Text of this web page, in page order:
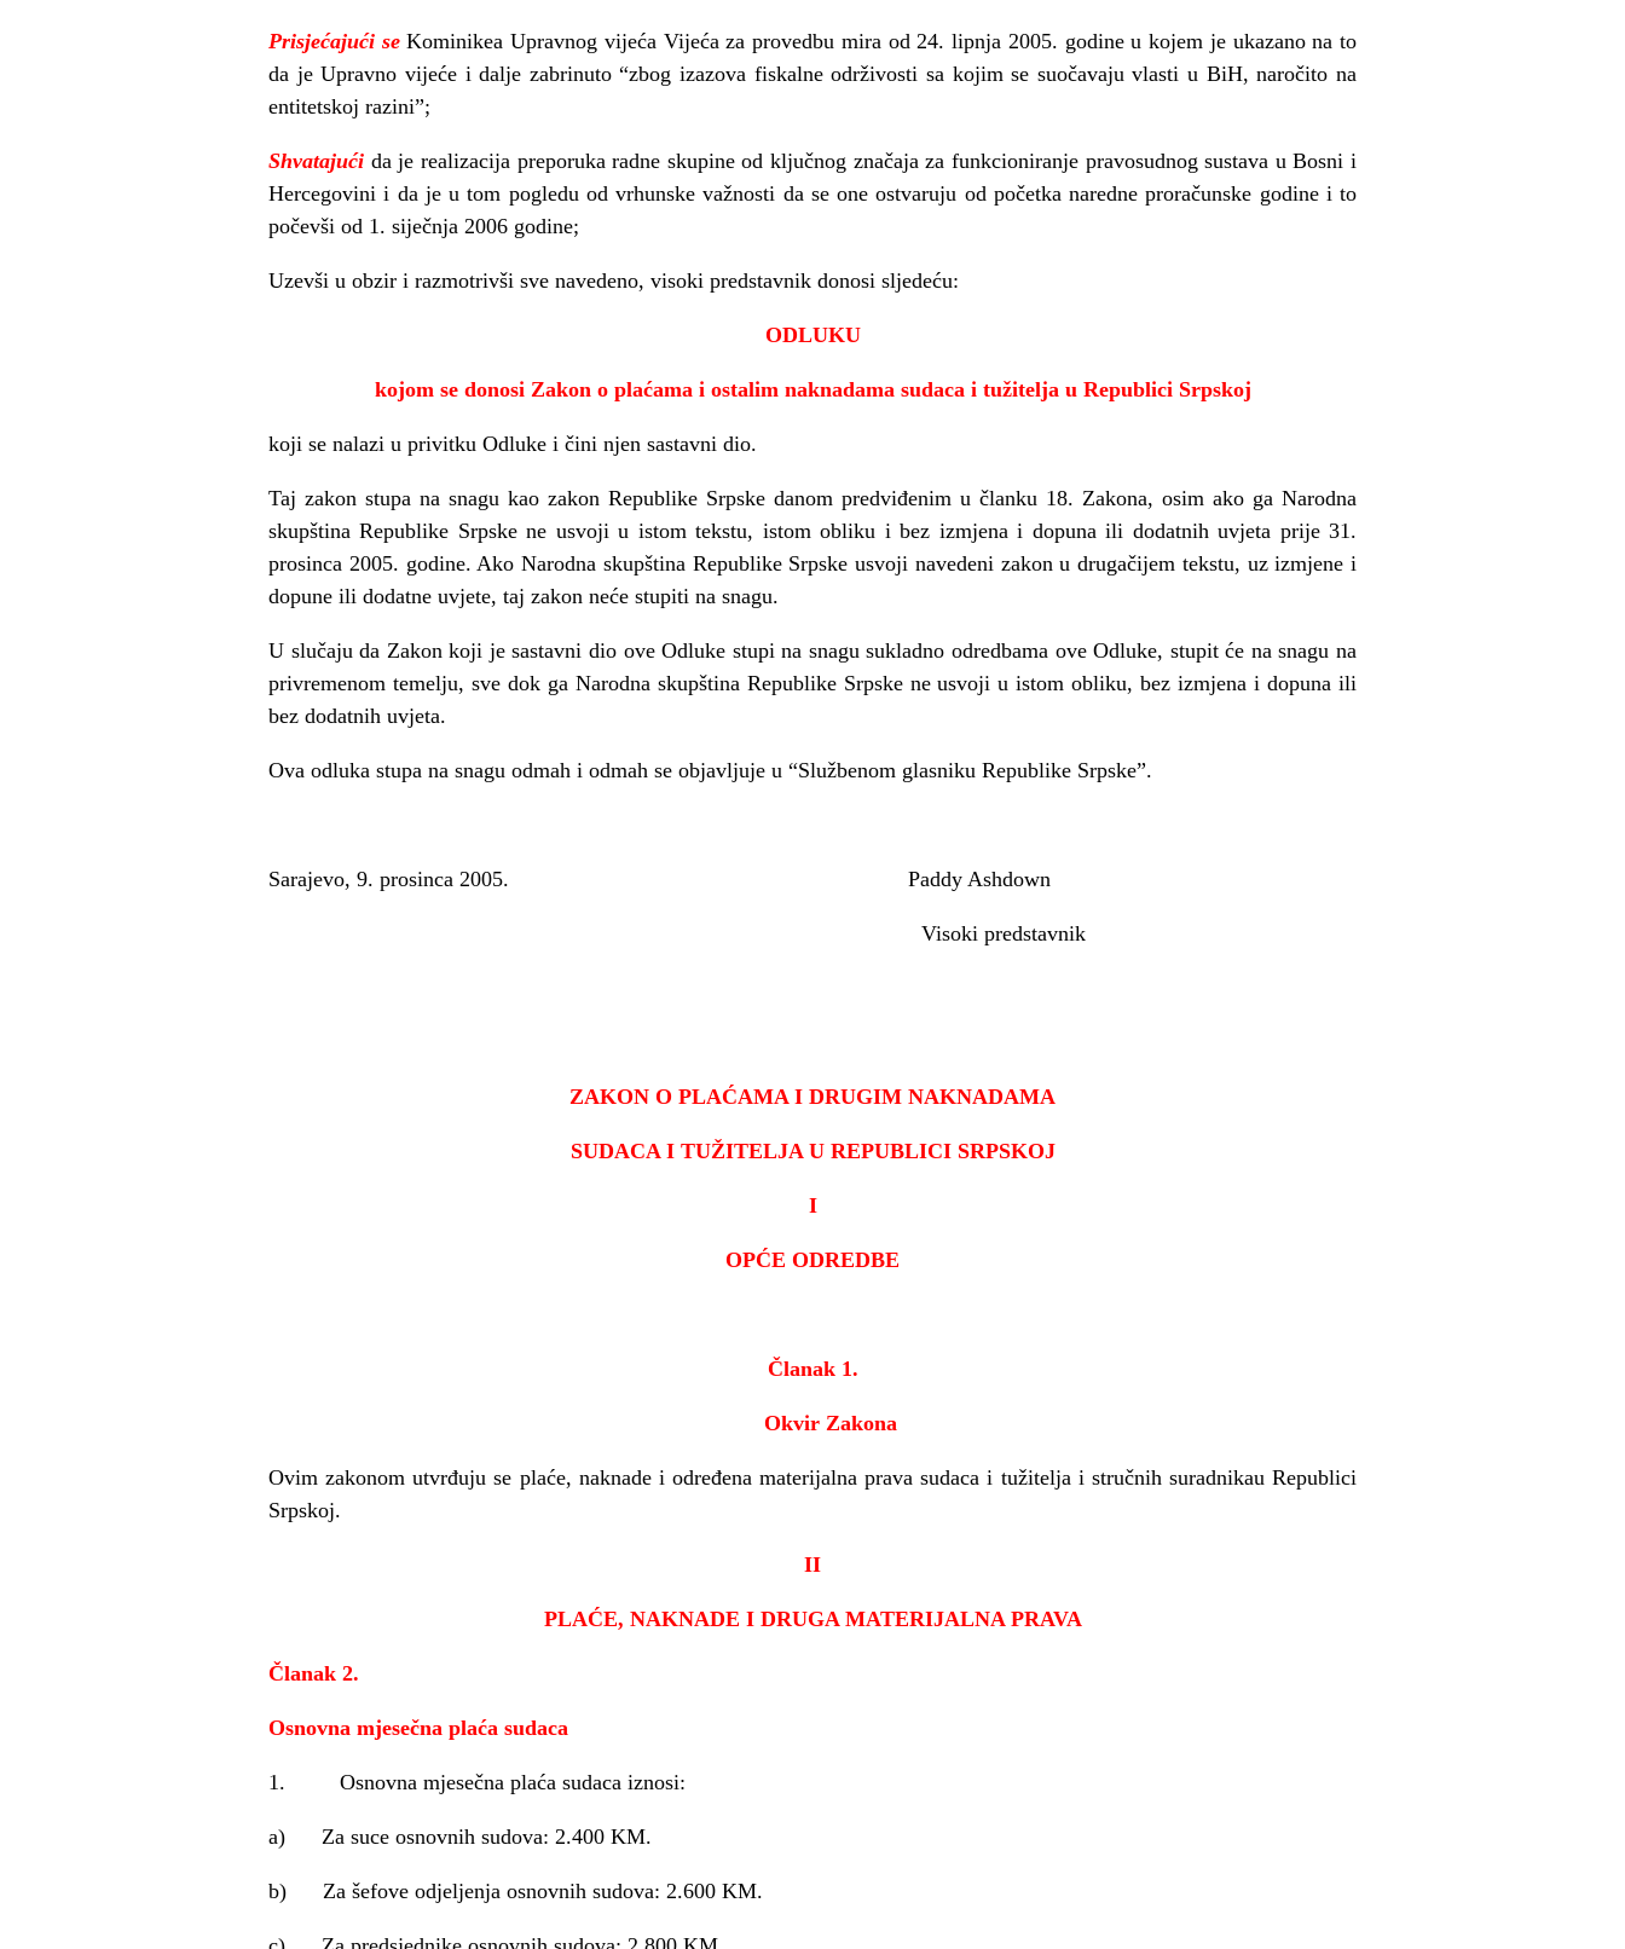
Prisjećajući seKominikea Upravnog vijeća Vijeća za provedbu mira od 24. lipnja 2005. godine u kojem je ukazano na to
da je Upravno vijeće i dalje zabrinuto “zbog izazova fiskalne održivosti sa kojim se suočavaju vlasti u BiH, naročito na
entitetskoj razini”;
Shvatajući da je realizacija preporuka radne skupine od ključnog značaja za funkcioniranje pravosudnog sustava u Bosni i
Hercegovini i da je u tom pogledu od vrhunske važnosti da se one ostvaruju od početka naredne proračunske godine i to
počevši od 1. siječnja 2006 godine;
Uzevši u obzir i razmotrivši sve navedeno, visoki predstavnik donosi sljedeću:
ODLUKU
kojom se donosi Zakon o plaćama i ostalim naknadama sudaca i tužitelja u Republici Srpskoj
koji se nalazi u privitku Odluke i čini njen sastavni dio.
Taj zakon stupa na snagu kao zakon Republike Srpske danom predviđenim u članku 18. Zakona, osim ako ga Narodna
skupština Republike Srpske ne usvoji u istom tekstu, istom obliku i bez izmjena i dopuna ili dodatnih uvjeta prije 31.
prosinca 2005. godine. Ako Narodna skupština Republike Srpske usvoji navedeni zakon u drugačijem tekstu, uz izmjene i
dopune ili dodatne uvjete, taj zakon neće stupiti na snagu.
U slučaju da Zakon koji je sastavni dio ove Odluke stupi na snagu sukladno odredbama ove Odluke, stupit će na snagu na
privremenom temelju, sve dok ga Narodna skupština Republike Srpske ne usvoji u istom obliku, bez izmjena i dopuna ili
bez dodatnih uvjeta.
Ova odluka stupa na snagu odmah i odmah se objavljuje u “Službenom glasniku Republike Srpske”.
Sarajevo, 9. prosinca 2005. Paddy Ashdown
Visoki predstavnik
ZAKON O PLAĆAMA I DRUGIM NAKNADAMA
SUDACA I TUŽITELJAU REPUBLICI SRPSKOJ
I
OPĆE ODREDBE
Članak1.
Okvir Zakona
Ovim zakonom utvrđuju se plaće, naknade i određena materijalna prava sudaca i tužitelja i stručnih suradnikau Republici
Srpskoj.
II
PLAĆE, NAKNADE I DRUGA MATERIJALNA PRAVA
Članak 2.
Osnovna mjesečna plaća sudaca
1. Osnovna mjesečna plaća sudaca iznosi:
a) Za suce osnovnih sudova: 2.400 KM.
b) Za šefove odjeljenja osnovnih sudova: 2.600 KM.